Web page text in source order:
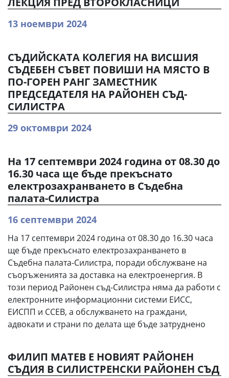
13 ноември 2024
СЪДИЙСКАТА КОЛЕГИЯ НА ВИСШИЯ
СЪДЕБЕН СЪВЕТ ПОВИШИ НА МЯСТО В
ПО-ГОРЕН РАНГ ЗАМЕСТНИК
ПРЕДСЕДАТЕЛЯ НА РАЙОНЕН СЪД-
СИЛИСТРА
29 октомври 2024
На 17 септември 2024 година от 08.30 до
16.30 часа ще бъде прекъснато
електрозахранването в Съдебна
палата-Силистра
16 септември 2024
На 17 септември 2024 година от 08.30 до 16.30 часа
ще бъде прекъснато електрозахранването в
Съдебна палата-Силистра, поради обслужване на
съоръженията за доставка на електроенергия. В
този период Районен съд-Силистра няма да работи с
електронните информационни системи ЕИСС,
ЕИСПП и ССЕВ, а обслужването на граждани,
адвокати и страни по делата ще бъде затруднено
ФИЛИП МАТЕВ Е НОВИЯТ РАЙОНЕН
СЪДИЯ В СИЛИСТРЕНСКИ РАЙОНЕН СЪД